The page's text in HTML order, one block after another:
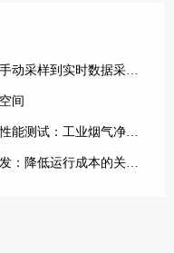
实时数据采集的技术突破
间
工业烟气净化的工程实践
低运行成本的关键技术